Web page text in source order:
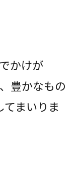
かけが
豊かなもの
てまいりま